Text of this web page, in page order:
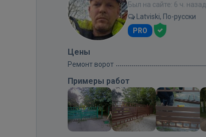
Был на сайте: 6 ч. назад
Latviski, По-русски
PRO
Цены
Ремонт ворот
Примеры работ